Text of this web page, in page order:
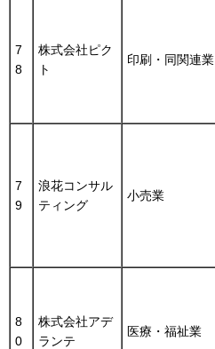
7
8
株式会社ピク
ト
印刷・同関連業
7
9
浪花コンサル
ティング
小売業
8
0
株式会社アデ
ランテ
医療・福祉業